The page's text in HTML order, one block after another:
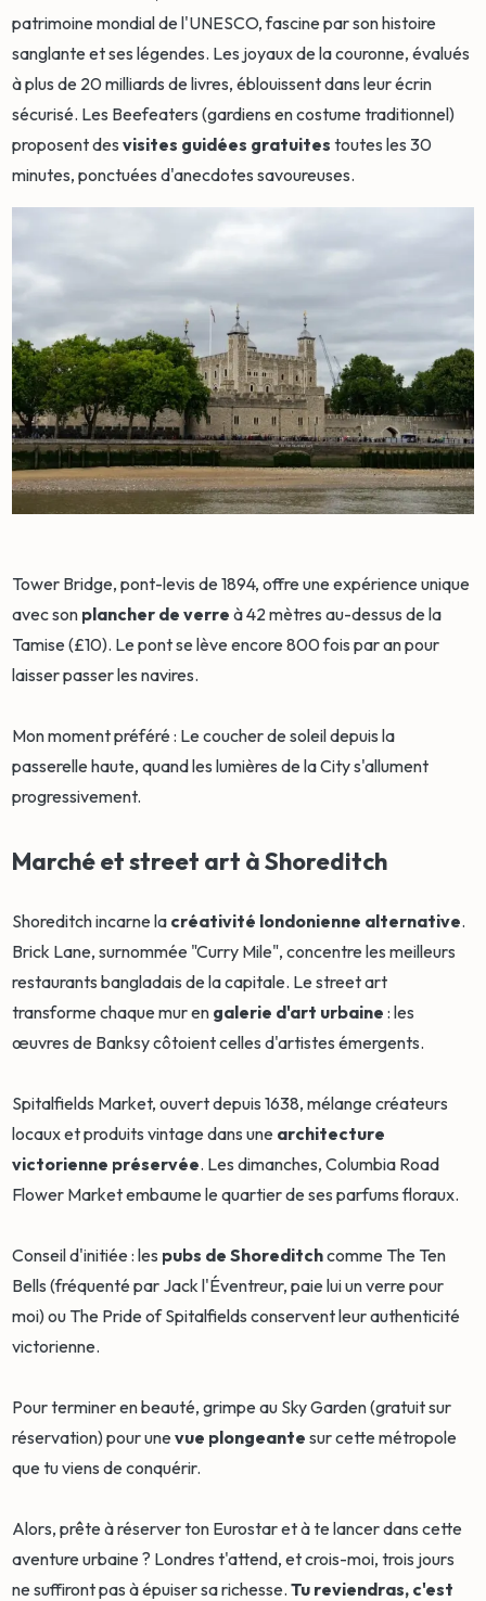
patrimoine mondial de l'UNESCO, fascine par son histoire
sanglante et ses légendes. Les joyaux de la couronne, évalués
à plus de 20 milliards de livres, éblouissent dans leur écrin
sécurisé. Les Beefeaters (gardiens en costume traditionnel)
proposent desvisites guidées gratuites toutes les 30
minutes, ponctuées d'anecdotes savoureuses.
Tower Bridge, pont-levis de 1894, offre une expérience unique
avec son plancher de verre à 42 mètres au-dessus de la
Tamise (£10). Le pont se lève encore 800 fois par an pour
laisser passer les navires.
Mon moment préféré : Le coucher de soleil depuis la
passerelle haute, quand les lumières de la City s'allument
progressivement.
Marché et street art à Shoreditch
Shoreditch incarne la créativité londonienne alternative.
Brick Lane, surnommée "Curry Mile", concentre les meilleurs
restaurants bangladais de la capitale. Le street art
transforme chaque mur en galerie d'art urbaine : les
œuvres de Banksy côtoient celles d'artistes émergents.
Spitalfields Market, ouvert depuis 1638, mélange créateurs
locaux et produits vintage dans une architecture
victorienne préservée. Les dimanches, Columbia Road
Flower Market embaume le quartier de ses parfums floraux.
Conseil d'initiée : les pubs de Shoreditchcomme The Ten
Bells (fréquenté par Jack l'Éventreur, paie lui un verre pour
moi) ou The Pride of Spitalfields conservent leur authenticité
victorienne.
Pour terminer en beauté, grimpe au Sky Garden (gratuit sur
réservation) pour unevue plongeante sur cette métropole
que tu viens de conquérir.
Alors, prête à réserver ton Eurostar et à te lancer dans cette
aventure urbaine ? Londres t'attend, et crois-moi, trois jours
ne suffiront pas à épuiser sa richesse.Tu reviendras, c'est